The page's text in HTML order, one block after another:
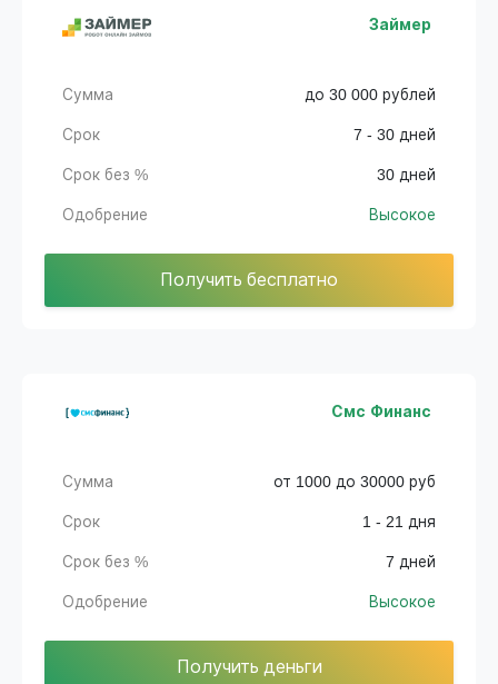
Займер
Сумма до 30 000 рублей
Срок 7 - 30 дней
Срок без % 30 дней
Одобрение Высокое
Получить бесплатно
Смс Финанс
Сумма от 1000 до 30000 руб
Срок 1 - 21 дня
Срок без % 7 дней
Одобрение Высокое
Получить деньги